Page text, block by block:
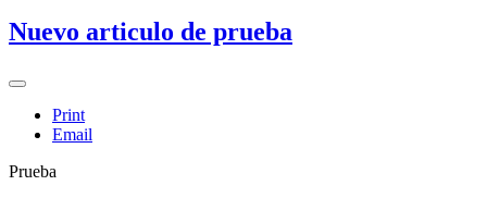
Nuevo articulo de prueba
Print
Email
Prueba